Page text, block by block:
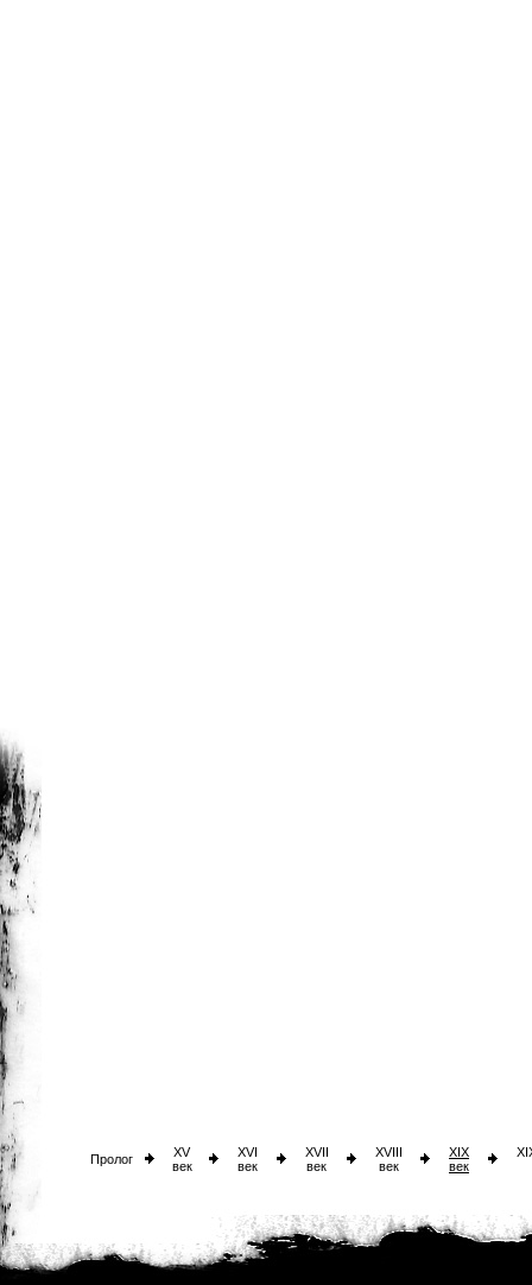
Пролог
XV
век
XVI
век
XVII
век
XVIII
век
XIX
век